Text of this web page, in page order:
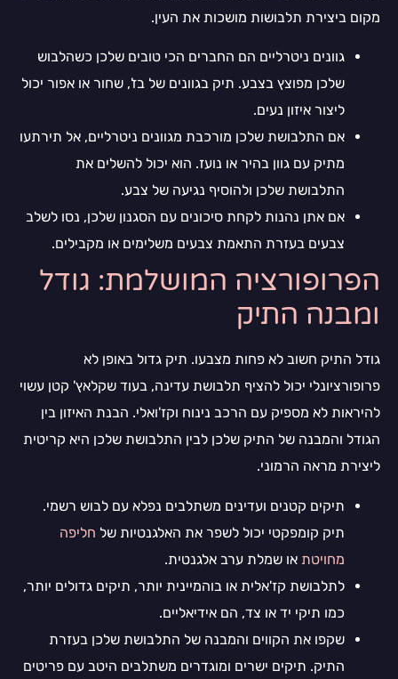
מקום ביצירת תלבושות מושכות את העין.
גוונים ניטרליים הם החברים הכי טובים שלכן כשהלבוש
שלכן מפוצץ בצבע. תיק בגוונים של בז', שחור או אפור יכול
ליצור איזון נעים.
אם התלבושת שלכן מורכבת מגוונים ניטרליים, אל תירתעו
מתיק עם גוון בהיר או נועז. הוא יכול להשלים את
התלבושת שלכן ולהוסיף נגיעה של צבע.
אם אתן נהנות לקחת סיכונים עם הסגנון שלכן, נסו לשלב
צבעים בעזרת התאמת צבעים משלימים או מקבילים.
הפרופורציה המושלמת: גודל
ומבנה התיק
גודל התיק חשוב לא פחות מצבעו. תיק גדול באופן לא
פרופורציונלי יכול להציף תלבושת עדינה, בעוד שקלאץ' קטן עשוי
להיראות לא מספיק עם הרכב נינוח וקז'ואלי. הבנת האיזון בין
הגודל והמבנה של התיק שלכן לבין התלבושת שלכן היא קריטית
ליצירת מראה הרמוני.
תיקים קטנים ועדינים משתלבים נפלא עם לבוש רשמי.
תיק קומפקטי יכול לשפר את האלגנטיות של חליפה
מחויטת או שמלת ערב אלגנטית.
לתלבושת קז'אלית או בוהמיינית יותר, תיקים גדולים יותר,
כמו תיקי יד או צד, הם אידיאליים.
שקפו את הקווים והמבנה של התלבושת שלכן בעזרת
התיק. תיקים ישרים ומוגדרים משתלבים היטב עם פריטים